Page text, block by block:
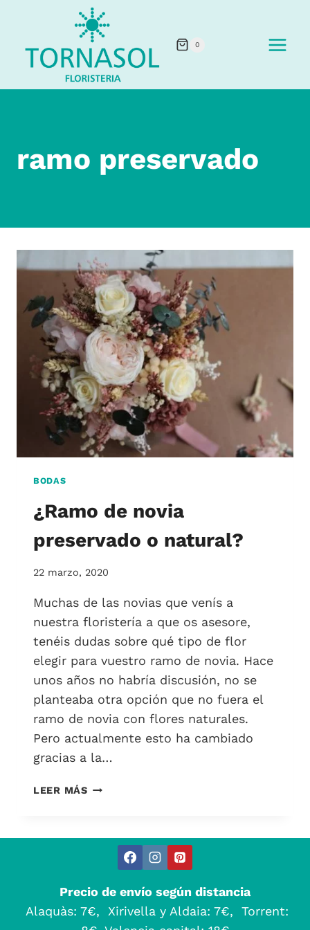
contenido
0
ramo preservado
BODAS
¿Ramo de novia
preservado o natural?
22 marzo, 2020
Muchas de las novias que venís a
nuestra floristería a que os asesore,
tenéis dudas sobre qué tipo de flor
elegir para vuestro ramo de novia. Hace
unos años no habría discusión, no se
planteaba otra opción que no fuera el
ramo de novia con flores naturales.
Pero actualmente esto ha cambiado
gracias a la…
LEER MÁS¿RAMO
NATURAL?
Precio de envío según distancia
Alaquàs: 7€, Xirivella y Aldaia: 7€, Torrent: